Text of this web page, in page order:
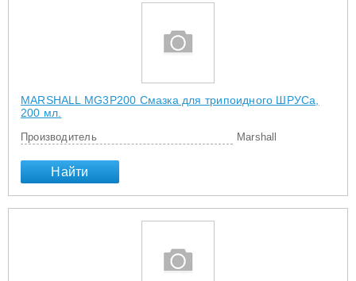
MARSHALL MG3P200 Смазка для трипоидного ШРУСа,
200 мл.
Производитель Marshall
Найти